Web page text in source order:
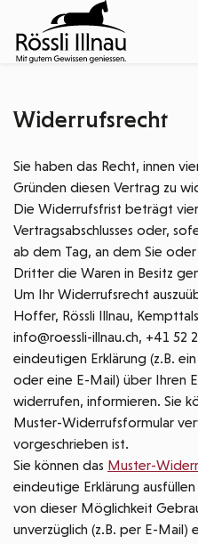
Widerrufsrecht
Sie haben das Recht, innen
Gründen diesen Vertrag zu
Die Widerrufsfrist beträgt
Vertragsabschlusses oder,
ab dem Tag, an dem Sie
Dritter die Waren in Besitz
Um Ihr Widerrufsrecht
Hoffer, Rössli Illnau,
info@roessli-illnau.ch, +41 52
eindeutigen Erklärung (z.B.
oder eine E-Mail) über Ihren
widerrufen, informieren. Sie
Muster-Widerrufsformular
vorgeschrieben ist.
Sie können das Muster-
eindeutige Erklärung
von dieser Möglichkeit
unverzüglich (z.B. per E-Mail)